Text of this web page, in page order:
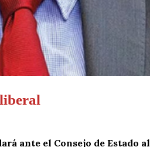
ante el Consejo de Estado al